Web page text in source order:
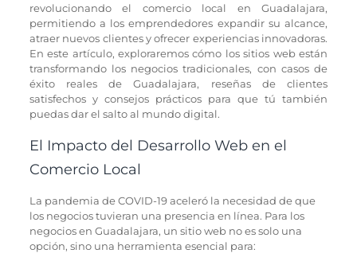
revolucionando el comercio local en Guadalajara,
permitiendo a los emprendedores expandir su alcance,
atraer nuevos clientes y ofrecer experiencias innovadoras.
En este artículo, exploraremos cómo los sitios web están
transformando los negocios tradicionales, con casos de
éxito reales de Guadalajara, reseñas de clientes
satisfechos y consejos prácticos para que tú también
puedas dar el salto al mundo digital.
El Impacto del Desarrollo Web en el
Comercio Local
La pandemia de COVID-19 aceleró la necesidad de que
los negocios tuvieran una presencia en línea. Para los
negocios en Guadalajara, un sitio web no es solo una
opción, sino una herramienta esencial para: